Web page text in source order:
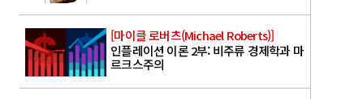
[마이클 로버츠(Michael Roberts)]
인플레이션 이론 2부: 비주류 경제학과 마
르크스주의